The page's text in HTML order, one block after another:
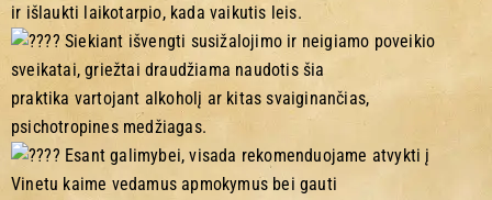
ir išlaukti laikotarpio, kada vaikutis leis.
Siekiant išvengti susižalojimo ir neigiamo poveikio
sveikatai, griežtai draudžiama naudotis šia
praktika vartojant alkoholį ar kitas svaiginančias,
psichotropines medžiagas.
Esant galimybei, visada rekomenduojame atvykti į
Vinetu kaime vedamus apmokymus bei gauti